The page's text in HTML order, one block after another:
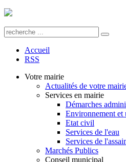
Accueil
RSS
Votre mairie
Actualités de votre
Services en mairie
Démarches
Environnement et
Etat civil
Services de l'eau
Services de
Marchés Publics
Conseil municipal